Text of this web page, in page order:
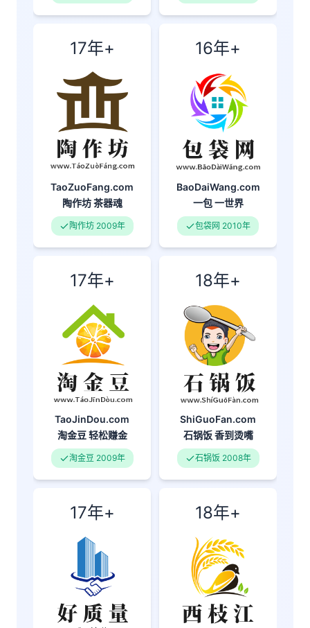
17年+
TaoZuoFang.com
陶作坊茶器魂
陶作坊 2009年
16年+
BaoDaiWang.com
一包一世界
包袋网 2010年
17年+
TaoJinDou.com
淘金豆轻松赚金
淘金豆 2009年
18年+
ShiGuoFan.com
石锅饭香到烫嘴
石锅饭 2008年
17年+ 18年+